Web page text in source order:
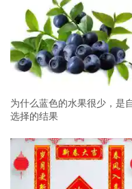
为什么蓝色的水果很少，是
选择的结果